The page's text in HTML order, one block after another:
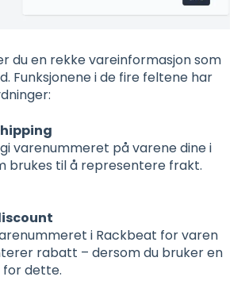
du en rekke vareinformasjon som
Funksjonene i de fire feltene har
varenummeret på varene dine i
brukes til å representere frakt.
i Rackbeat for varen
rabatt – dersom du bruker en
for dette.